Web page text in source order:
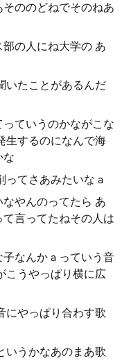
ののどねでそのねあ
の人にね大学の あ
いたことがあるんだ
ていうのかながこな
生するのになんで海
な
ってさあみたいな a
やんのってたら あ
言ってたねその人は
なんか a っていう音
こうやっぱり横に広
にやっぱり合わす歌
いうかなあのまあ歌